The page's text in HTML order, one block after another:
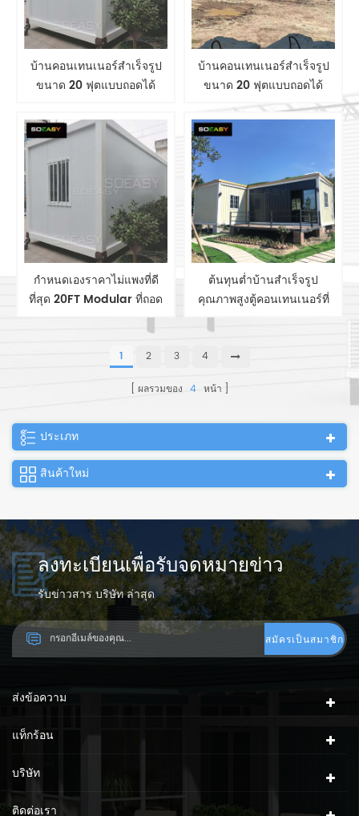
บ้านคอนเทนเนอร์สำเร็จรูป
ขนาด 20 ฟุตแบบถอดได้
บ้านโมดูลาร์คอนเทนเนอร์
บ้านคอนเทนเนอร์สำเร็จรูป
ขนาด 20 ฟุตแบบถอดได้
หอพักแรงงานเคลื่อนที่ค่าย
บ้านโมดูลาร์คอนเทนเนอร์
กำหนดเองราคาไม่แพงที่ดี
ที่สุด 20FT Modular ที่ถอด
ออกได้คอนเทนเนอร์บ้าน
ต้นทุนต่ำบ้านสำเร็จรูป
คุณภาพสูงตู้คอนเทนเนอร์ที่
quakeproof บ้านสำหรับ
1 2 3 4
ผลรวมของ 4 หน้า
ประเภท
สินค้าใหม่
ลงทะเบียนเพื่อรับจดหมายข่าว
รับข่าวสาร บริษัท ล่าสุด
ส่งข้อความ
แท็กร้อน
บริษัท
ติดต่อเรา